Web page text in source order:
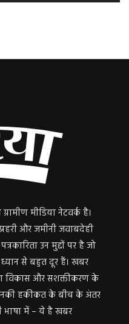
मीडिया नेटवर्क है।
और जमीनी जवाबदेही
उन मुद्दों पर है जो
ध्यान से बहुत दूर हैं। खबर
विकास और सशक्तीकरण के
हकीकत के बीच के अंतर
भाषा में – ये है खबर